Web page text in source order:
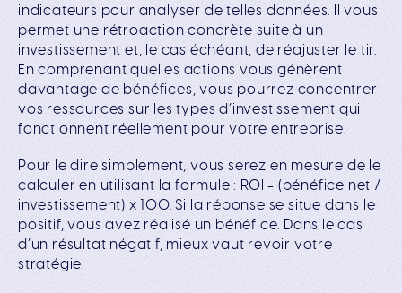
indicateurs pour analyser de telles données. Il vous
permet une rétroaction concrète suite à un
investissement et, le cas échéant, de réajuster le tir.
En comprenant quelles actions vous génèrent
davantage de bénéfices, vous pourrez concentrer
vos ressources sur les types d’investissement qui
fonctionnent réellement pour votre entreprise.
Pour le dire simplement, vous serez en mesure de le
calculer en utilisant la formule : ROI = (bénéfice net /
investissement) x 100. Si la réponse se situe dans le
positif, vous avez réalisé un bénéfice. Dans le cas
d’un résultat négatif, mieux vaut revoir votre
stratégie.